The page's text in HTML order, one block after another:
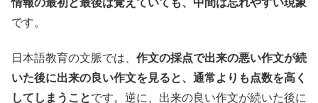
です。
日本語教育の文脈では、 作文の採点で出来の悪い作文が続
いた後に出来の良い作文を見ると、通常よりも点数を高く
してしまうことです。逆に、出来の良い作文が続いた後に